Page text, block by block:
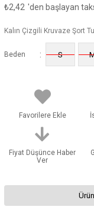
₺2,42 'den başlayan
Kalın Çizgili Kruvaze Şort
Beden : S
Favorilere Ekle
Fiyat Düşünce Haber
Ver